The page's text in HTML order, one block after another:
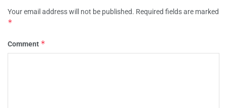
Your email address will not be published. Required fields are marked
*
Comment *